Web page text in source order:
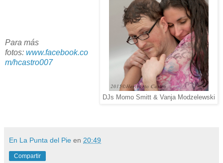
DJs Momo Smitt & Vanja Modzelewski
Para más
fotos: www.facebook.co
m/hcastro007
En La Punta del Pie en 20:49
Compartir